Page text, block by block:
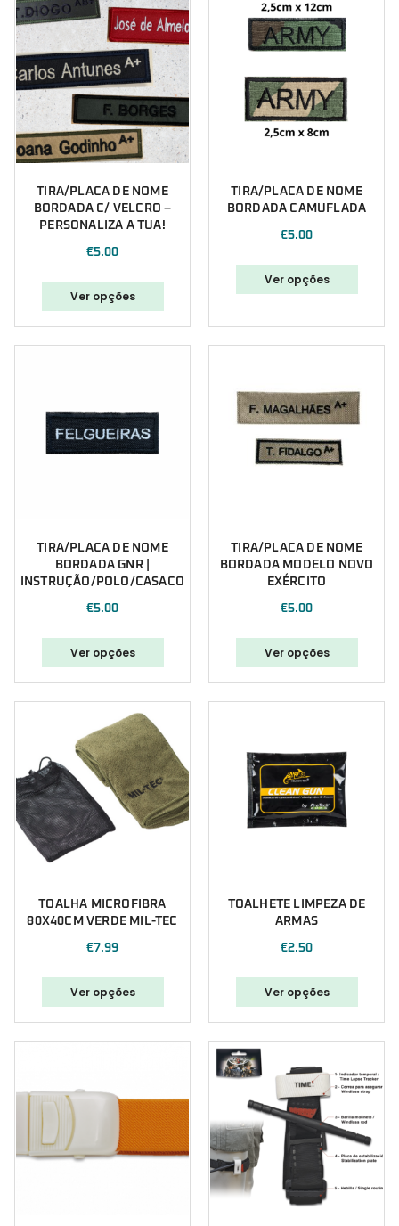
TIRA/PLACA DE NOME
BORDADA C/ VELCRO –
PERSONALIZA A TUA!
€5.00
Ver opções
TIRA/PLACA DE NOME
BORDADA CAMUFLADA
€5.00
Ver opções
TIRA/PLACA DE NOME
BORDADA GNR |
INSTRUÇÃO/POLO/CASACO
€5.00
Ver opções
TIRA/PLACA DE NOME
BORDADA MODELO NOVO
EXÉRCITO
€5.00
Ver opções
TOALHA MICROFIBRA
80X40CM VERDE MIL-TEC
€7.99
Ver opções
TOALHETE LIMPEZA DE
ARMAS
€2.50
Ver opções